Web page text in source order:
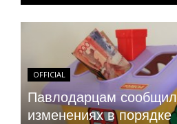
OFFICIAL
Павлодарцам
изменениях в порядке